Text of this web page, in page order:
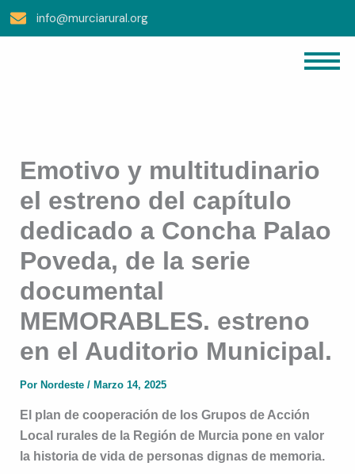
info@murciarural.org
Emotivo y multitudinario
el estreno del capítulo
dedicado a Concha Palao
Poveda, de la serie
documental
MEMORABLES. estreno
en el Auditorio Municipal.
Por Nordeste / Marzo 14, 2025
El plan de cooperación de los Grupos de Acción
Local rurales de la Región de Murcia pone en valor
la historia de vida de personas dignas de memoria.